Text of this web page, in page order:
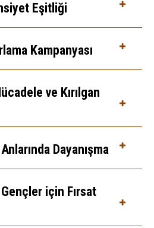
Eşitliği
Kampanyası
ve Kırılgan
Dayanışma
için Fırsat